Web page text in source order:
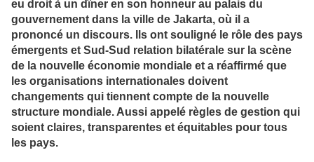
eu droit à un dîner en son honneur au palais du
gouvernement dans la ville de Jakarta, où il a
prononcé un discours. Ils ont souligné le rôle des pays
émergents et Sud-Sud relation bilatérale sur la scène
de la nouvelle économie mondiale et a réaffirmé que
les organisations internationales doivent
changements qui tiennent compte de la nouvelle
structure mondiale. Aussi appelé règles de gestion qui
soient claires, transparentes et équitables pour tous
les pays.